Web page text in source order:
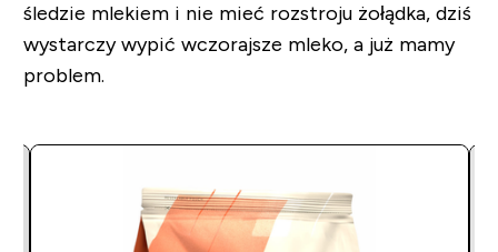
śledzie mlekiem i nie mieć rozstroju żołądka, dziś
wystarczy wypić wczorajsze mleko, a już mamy
problem.